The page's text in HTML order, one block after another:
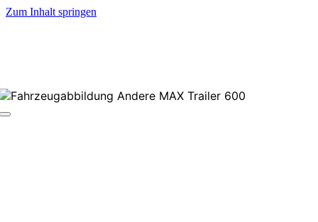
Zum Inhalt springen